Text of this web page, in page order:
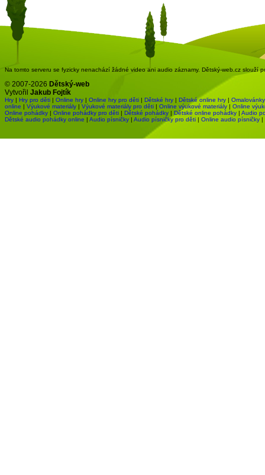
Na tomto serveru se fyzicky nenachází žádné video ani audio záznamy. Dětský-web.cz slouží
© 2007-2026 Dětský-web
Vytvořil Jakub Fojtík
Hry | Hry pro děti | Online hry | Online hry pro děti | Dětské hry | Dětské online hry | Omalovánky
online | Výukové materiály | Výukové materiály pro děti | Online výukové materiály | Online
Online pohádky | Online pohádky pro děti | Dětské pohádky | Dětské online pohádky | Audio
Dětské audio pohádky online | Audio písničky | Audio písničky pro děti | Online audio písničky |